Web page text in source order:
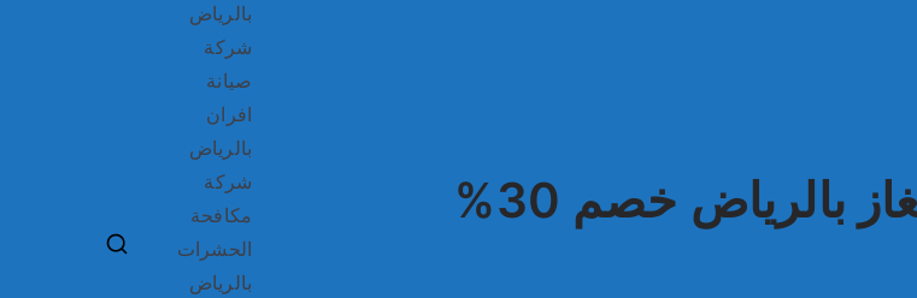
شركةالياسمين لصيانة افران الغاز بالرياض خصم 30%
بالرياض
شركة
صيانة
افران
بالرياض
شركة
مكافحة
الحشرات
بالرياض